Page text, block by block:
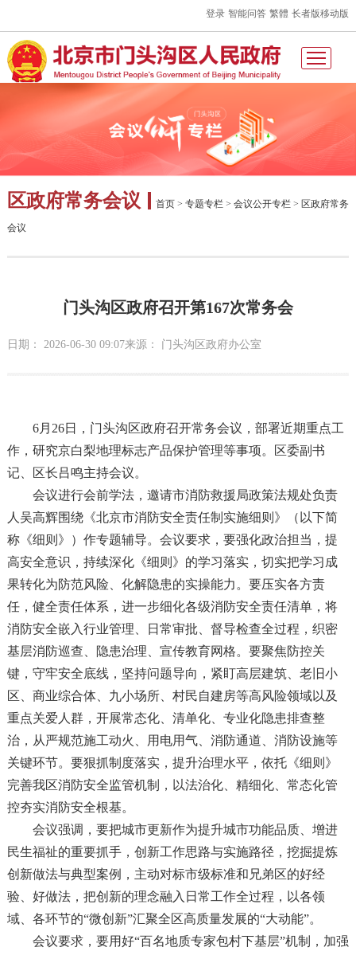
登录 智能问答 繁體 长者版移动版
区政府常务会议 首页> 专题专栏> 会议公开专栏> 区政府常务
会议
门头沟区政府召开第167次常务会
日期： 2026-06-30 09:07来源： 门头沟区政府办公室
6月26日，门头沟区政府召开常务会议，部署近期重点工
作，研究京白梨地理标志产品保护管理等事项。区委副书
记、区长吕鸣主持会议。
会议进行会前学法，邀请市消防救援局政策法规处负责
人吴高辉围绕《北京市消防安全责任制实施细则》（以下简
称《细则》）作专题辅导。会议要求，要强化政治担当，提
高安全意识，持续深化《细则》的学习落实，切实把学习成
果转化为防范风险、化解隐患的实操能力。要压实各方责
任，健全责任体系，进一步细化各级消防安全责任清单，将
消防安全嵌入行业管理、日常审批、督导检查全过程，织密
基层消防巡查、隐患治理、宣传教育网格。要聚焦防控关
键，守牢安全底线，坚持问题导向，紧盯高层建筑、老旧小
区、商业综合体、九小场所、村民自建房等高风险领域以及
重点关爱人群，开展常态化、清单化、专业化隐患排查整
治，从严规范施工动火、用电用气、消防通道、消防设施等
关键环节。要狠抓制度落实，提升治理水平，依托《细则》
完善我区消防安全监管机制，以法治化、精细化、常态化管
控夯实消防安全根基。
会议强调，要把城市更新作为提升城市功能品质、增进
民生福祉的重要抓手，创新工作思路与实施路径，挖掘提炼
创新做法与典型案例，主动对标市级标准和兄弟区的好经
验、好做法，把创新的理念融入日常工作全过程，以各领
域、各环节的“微创新”汇聚全区高质量发展的“大动能”。
会议要求，要用好“百名地质专家包村下基层”机制，加强